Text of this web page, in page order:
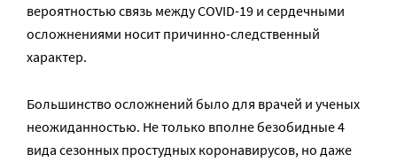
вероятностью связь между COVID-19 и сердечными
осложнениями носит причинно-следственный
характер.
Большинство осложнений было для врачей и ученых
неожиданностью. Не только вполне безобидные 4
вида сезонных простудных коронавирусов, но даже